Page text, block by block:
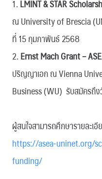
1.LMINT & STAR
ณ University of Brescia
ที่ 15 กุมภาพันธ์ 2568
2.Ernst Mach Grant –
ปริญญาเอก ณ Vienna
Business (WU) รับสมัครถึ
ผู้สนใจสามารถศึกษารายละเ
https://asea-uninet.org/
funding/